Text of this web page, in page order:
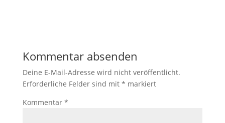
Kommentar absenden
Deine E-Mail-Adresse wird nicht veröffentlicht.
Erforderliche Felder sind mit * markiert
Kommentar *